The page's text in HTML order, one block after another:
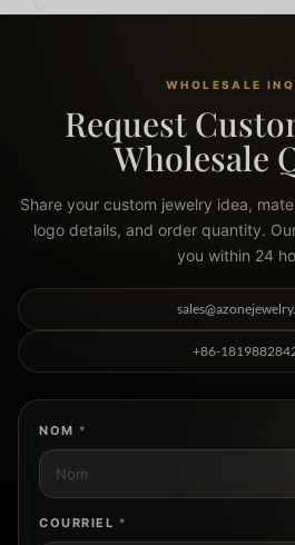
WHOLESALE
Request
Wholesale
Share your custom jewelry idea,
logo details, and order quantity.
you within 24
+86-
NOM *
COURRIEL *